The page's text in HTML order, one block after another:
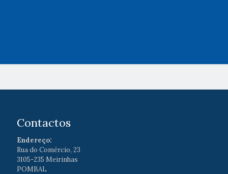
Contactos
Endereço:
Rua do Comércio, 23
3105-235 Meirinhas
POMBAL